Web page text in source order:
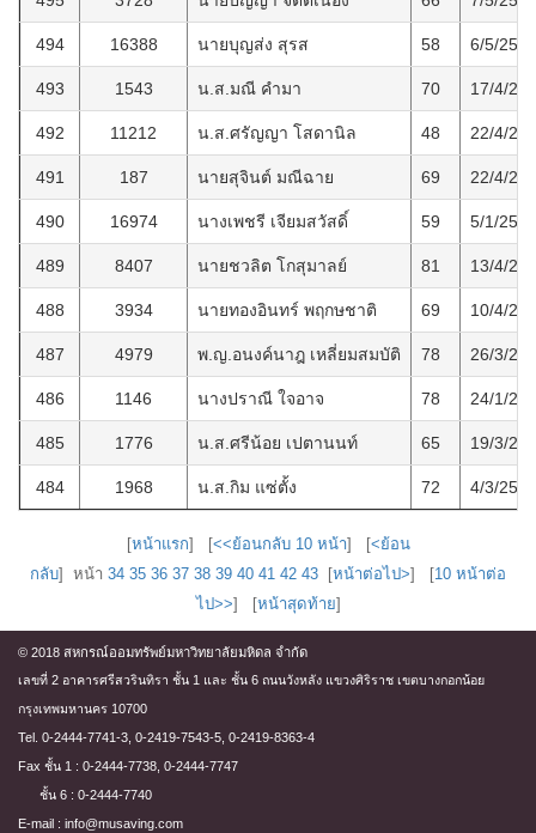
494 16388 นายบุญส่ง สุรส 58 6/5/2561
493 1543 น.ส.มณี คำมา 70 17/4/
492 11212 น.ส.ศรัญญา โสดานิล 48 22/4/
491 187 นายสุจินต์ มณีฉาย 69 22/4/
490 16974 นางเพชรี เจียมสวัสดิ์ 59 5/1/2561
489 8407 นายชวลิต โกสุมาลย์ 81 13/4/
488 3934 นายทองอินทร์ พฤกษชาติ 69 10/4/
487 4979 พ.ญ.อนงค์นาฎ เหลี่ยมสมบัติ 78 26/3/
486 1146 นางปราณี ใจอาจ 78 24/1/
485 1776 น.ส.ศรีน้อย เปตานนท์ 65 19/3/
484 1968 น.ส.กิม แซ่ตั้ง 72 4/3/2561
[หน้าแรก] [<<ย้อนกลับ 10 หน้า] [<ย้อน
กลับ] หน้า 34 35 36 37 38 39 40 41 42 43 [หน้าต่อไป>] [10 หน้าต่อ
ไป>>] [หน้าสุดท้าย]
© 2018 สหกรณ์ออมทรัพย์มหาวิทยาลัยมหิดล จำกัด
เลขที่ 2 อาคารศรีสวรินทิรา ชั้น 1 และ ชั้น 6 ถนนวังหลัง แขวงศิริราช เขตบางกอกน้อย
กรุงเทพมหานคร 10700
Tel. 0-2444-7741-3, 0-2419-7543-5, 0-2419-8363-4
Fax ชั้น 1 : 0-2444-7738, 0-2444-7747
ชั้น 6 : 0-2444-7740
E-mail : info@musaving.com